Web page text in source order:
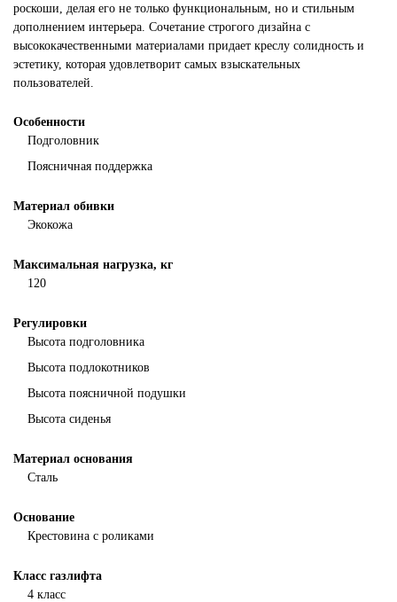
роскоши, делая его не только функциональным, но и стильным
дополнением интерьера. Сочетание строгого дизайна с
высококачественными материалами придает креслу солидность и
эстетику, которая удовлетворит самых взыскательных
пользователей.
Особенности
Подголовник
Поясничная поддержка
Материал обивки
Экокожа
Максимальная нагрузка, кг
120
Регулировки
Высота подголовника
Высота подлокотников
Высота поясничной подушки
Высота сиденья
Материал основания
Сталь
Основание
Крестовина с роликами
Класс газлифта
4 класс